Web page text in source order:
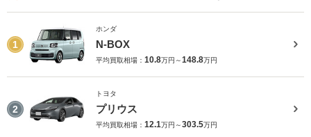
1
ホンダ
N-BOX
平均買取相場： 10.8万円～148.8万円
2
トヨタ
プリウス
平均買取相場： 12.1万円～303.5万円